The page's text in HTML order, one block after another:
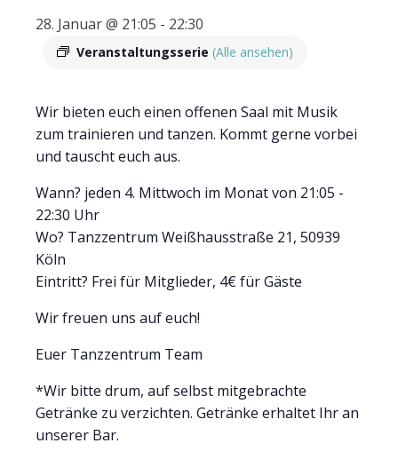
28. Januar @ 21:05 - 22:30
Veranstaltungsserie (Alle ansehen)
Wir bieten euch einen offenen Saal mit Musik
zum trainieren und tanzen. Kommt gerne vorbei
und tauscht euch aus.
Wann? jeden 4. Mittwoch im Monat von 21:05 -
22:30 Uhr
Wo? Tanzzentrum Weißhausstraße 21, 50939
Köln
Eintritt? Frei für Mitglieder, 4€ für Gäste
Wir freuen uns auf euch!
Euer Tanzzentrum Team
*Wir bitte drum, auf selbst mitgebrachte
Getränke zu verzichten. Getränke erhaltet Ihr an
unserer Bar.